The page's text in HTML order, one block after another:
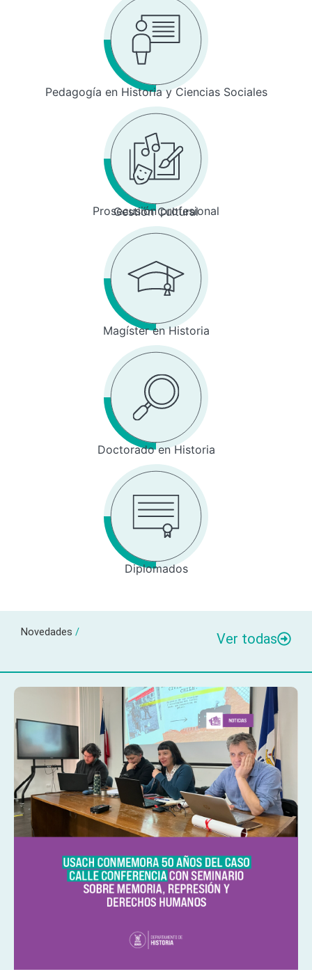
Pedagogía en Historia y Ciencias Sociales
Prosecusión profesional
Gestión Cultural
Magíster en Historia
Doctorado en Historia
Diplomados
Novedades / Ver todas